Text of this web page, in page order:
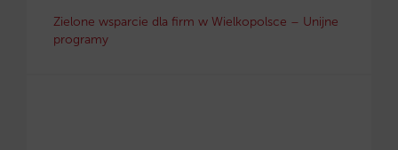
Zielone wsparcie dla firm w Wielkopolsce – Unijne
programy